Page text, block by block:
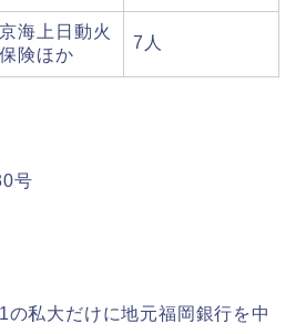
海上日動火
険ほか
7人
号
の私大だけに地元福岡銀行を中